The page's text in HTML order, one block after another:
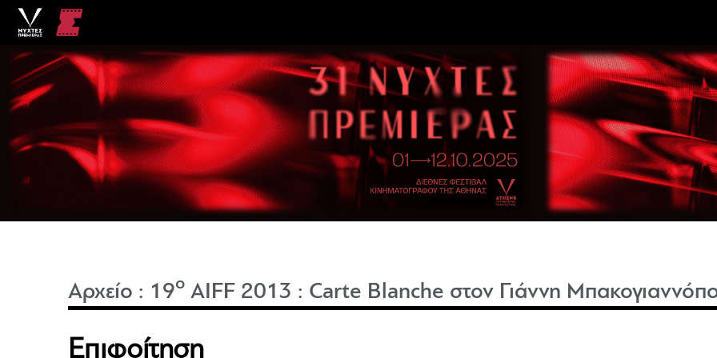
Αρχείο : 19o AIFF 2013 : Carte Blanche στον Γιάννη
Επιφοίτηση